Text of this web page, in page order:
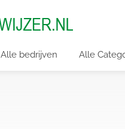
Alle bedrijven Alle